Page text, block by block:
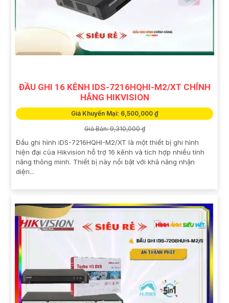
ĐẦU GHI 16 KÊNH IDS-7216HQHI-M2/XT CHÍNH
HÃNG HIKVISION
Giá Khuyến Mại: 6,500,000 ₫
Giá Bán: 9,310,000 ₫
Đầu ghi hình iDS-7216HQHI-M2/XT là một thiết bị ghi hình
hiện đại của Hikvision hỗ trợ 16 kênh và tích hợp nhiều tính
năng thông minh. Thiết bị này nổi bật với khả năng nhận
diện...